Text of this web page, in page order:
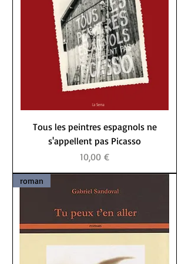
Tous les peintres espagnols ne
s'appellent pas Picasso
Prix
10,00 €
roman